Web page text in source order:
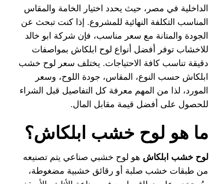
الداخلية في مصر، حيث يحدد اختيار الخامة والمقاس
المناسب التكلفة النهائية للمشروع. إذا كنت تبحث عن
الجودة والمتانة مع سعر مناسب، فإن شركة ابو خالد
للاخشاب توفر أفضل أنواع لوح ابلكاش بمواصفات
دقيقة تناسب كافة الاحتياجات. يختلف سعر لوح خشب
ابلكاش حسب النوع، المقاس، جودة اللوح، وسعر
المورد، لذا من المهم معرفة كل التفاصيل قبل الشراء
للحصول على أفضل قيمة مقابل المال.
ما هو لوح خشب ابلكاش؟
لوح خشب ابلكاش هو لوح خشبي صناعي يتم تصنيعه
من طبقات خشب صلبة أو رقائق خشبية مضغوطة،